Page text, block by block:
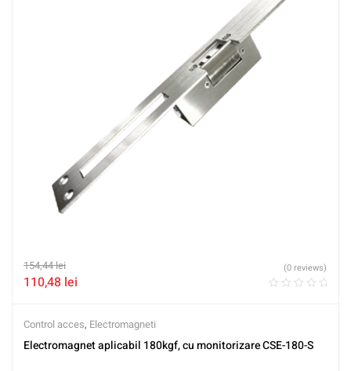
154,44lei
110,48 lei
(0 reviews)
Control acces, Electromagneti
Electromagnet aplicabil 180kgf, cu monitorizare CSE-180-S